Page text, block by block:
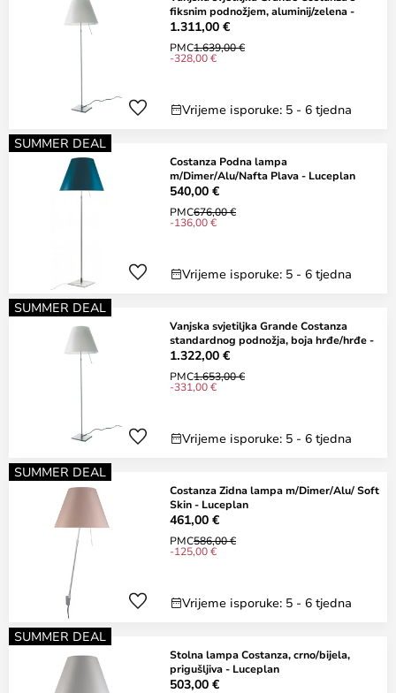
fiksnim podnožjem, aluminij/zelena -
1.311,00 €
PMC1.639,00 €
-328,00 €
Vrijeme isporuke: 5 - 6 tjedna
SUMMER DEAL
Costanza Podna lampa
m/Dimer/Alu/Nafta Plava - Luceplan
540,00 €
PMC676,00 €
-136,00 €
Vrijeme isporuke: 5 - 6 tjedna
SUMMER DEAL
Vanjska svjetiljka Grande Costanza
standardnog podnožja, boja hrđe/hrđe -
1.322,00 €
PMC1.653,00 €
-331,00 €
Vrijeme isporuke: 5 - 6 tjedna
SUMMER DEAL
Costanza Zidna lampa m/Dimer/Alu/ Soft
Skin - Luceplan
461,00 €
PMC586,00 €
-125,00 €
Vrijeme isporuke: 5 - 6 tjedna
SUMMER DEAL
Stolna lampa Costanza, crno/bijela,
prigušljiva - Luceplan
503,00 €